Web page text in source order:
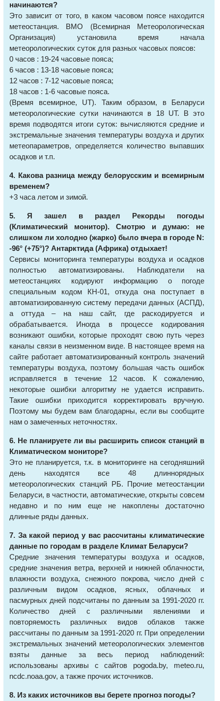
начинаются?
Это зависит от того, в каком часовом поясе находится
метеостанция. ВМО (Всемирная Метеорологическая
Организация) установила время начала
метеорологических суток для разных часовых поясов:
0 часов : 19-24 часовые пояса;
6 часов : 13-18 часовые пояса;
12 часов : 7-12 часовые пояса;
18 часов : 1-6 часовые пояса.
(Время всемирное, UT). Таким образом, в Беларуси
метеорологические сутки начинаются в 18 UT. В это
время подводятся итоги суток: вычисляются средние и
экстремальные значения температуры воздуха и других
метеопараметров, определяется количество выпавших
осадков и т.п.
4. Какова разница между белорусским и всемирным
временем?
+3 часа летом и зимой.
5. Я зашел в раздел Рекорды погоды
(Климатический монитор). Смотрю и думаю: не
слишком ли холодно (жарко) было вчера в городе N:
-96° (+75°)? Антарктида (Африка) отдыхает!
Сервисы мониторинга температуры воздуха и осадков
полностью автоматизированы. Наблюдатели на
метеостанциях кодируют информацию о погоде
специальным кодом КН-01, откуда она поступает в
автоматизированную систему передачи данных (АСПД),
а оттуда – на наш сайт, где раскодируется и
обрабатывается. Иногда в процессе кодирования
возникают ошибки, которые проходят свою путь через
каналы связи в неизменном виде. В настоящее время на
сайте работает автоматизированный контроль значений
температуры воздуха, поэтому большая часть ошибок
исправляется в течение 12 часов. К сожалению,
некоторые ошибки алгоритму не удается исправить.
Такие ошибки приходится корректировать вручную.
Поэтому мы будем вам благодарны, если вы сообщите
нам о замеченных неточностях.
6. Не планируете ли вы расширить список станций в
Климатическом мониторе?
Это не планируется, т.к. в мониторинге на сегодняшний
день находятся все 48 длиннорядных
метеорологических станций РБ. Прочие метеостанции
Беларуси, в частности, автоматические, открыты совсем
недавно и по ним еще не накоплены достаточно
длинные ряды данных.
7. За какой период у вас рассчитаны климатические
данные по городам в разделе Климат Беларуси?
Средние значения температуры воздуха и осадков,
средние значения ветра, верхней и нижней облачности,
влажности воздуха, снежного покрова, число дней с
различным видом осадков, ясных, облачных и
пасмурных дней подсчитаны по данным за 1991-2020 гг.
Количество дней с различными явлениями и
повторяемость различных видов облаков также
рассчитаны по данным за 1991-2020 гг. При определении
экстремальных значений метеорологических элементов
взяты данные за весь период наблюдений:
использованы архивы с сайтов pogoda.by, meteo.ru,
ncdc.noaa.gov, а также прочих источников.
8. Из каких источников вы берете прогноз погоды?